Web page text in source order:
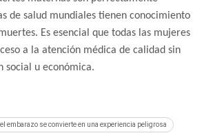
de salud mundiales tienen conocimiento
Es esencial que todas las mujeres
a la atención médica de calidad sin
social u económica.
embarazo se convierte en una experiencia peligrosa